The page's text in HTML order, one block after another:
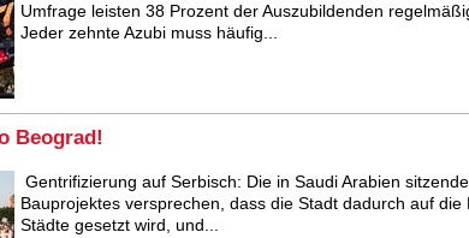
Umfrage leisten 38 Prozent der Auszubildenden
Jeder zehnte Azubi muss häufig...
Beograd!
Gentrifizierung auf Serbisch: Die in Saudi Arabien
Bauprojektes versprechen, dass die Stadt dadurch auf die
Städte gesetzt wird, und...